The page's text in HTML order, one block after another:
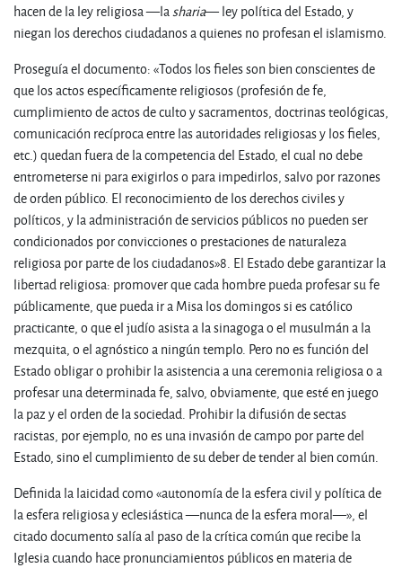
hacen de la ley religiosa —lasharia— ley política del Estado, y
niegan los derechos ciudadanos a quienes no profesan el islamismo.
Proseguía el documento: «Todos los fieles son bien conscientes de
que los actos específicamente religiosos (profesión de fe,
cumplimiento de actos de culto y sacramentos, doctrinas teológicas,
comunicación recíproca entre las autoridades religiosas y los fieles,
etc.) quedan fuera de la competencia del Estado, el cual no debe
entrometerse ni para exigirlos o para impedirlos, salvo por razones
de orden público. El reconocimiento de los derechos civiles y
políticos, y la administración de servicios públicos no pueden ser
condicionados por convicciones o prestaciones de naturaleza
religiosa por parte de los ciudadanos»8. El Estado debe garantizar la
libertad religiosa: promover que cada hombre pueda profesar su fe
públicamente, que pueda ir a Misa los domingos si es católico
practicante, o que el judío asista a la sinagoga o el musulmán a la
mezquita, o el agnóstico a ningún templo. Pero no es función del
Estado obligar o prohibir la asistencia a una ceremonia religiosa o a
profesar una determinada fe, salvo, obviamente, que esté en juego
la paz y el orden de la sociedad. Prohibir la difusión de sectas
racistas, por ejemplo, no es una invasión de campo por parte del
Estado, sino el cumplimiento de su deber de tender al bien común.
Definida la laicidad como «autonomía de la esfera civil y política de
la esfera religiosa y eclesiástica —nunca de la esfera moral­­­­—», el
citado documento salía al paso de la crítica común que recibe la
Iglesia cuando hace pronunciamientos públicos en materia de